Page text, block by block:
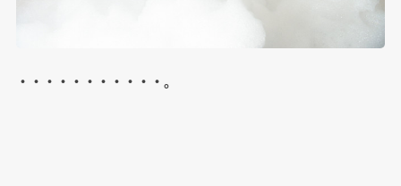
・・・・・・・・・・・。